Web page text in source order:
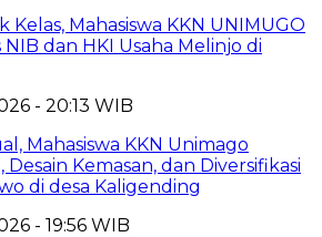
Kelas, Mahasiswa KKN UNIMUGO
dan HKI Usaha Melinjo di
- 20:13 WIB
Mahasiswa KKN Unimago
Desain Kemasan, dan Diversifikasi
di desa Kaligending
- 19:56 WIB